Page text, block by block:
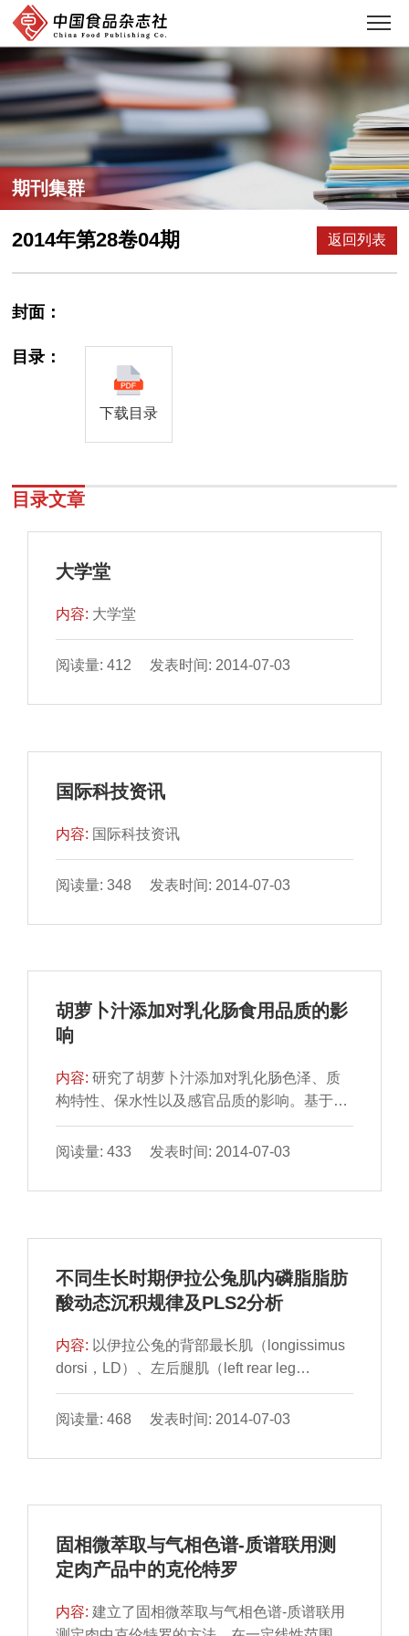
期刊集群
2014年第28卷04期 返回列表
封面：
目录：
下载目录
目录文章
大学堂
内容: 大学堂
阅读量: 412 发表时间: 2014-07-03
国际科技资讯
内容: 国际科技资讯
阅读量: 348 发表时间: 2014-07-03
胡萝卜汁添加对乳化肠食用品质的影
响
内容:研究了胡萝卜汁添加对乳化肠色泽、质
构特性、保水性以及感官品质的影响。基于最
优基础配方，实验通 过控制胡萝卜汁的添加量
（0%、5%、10%...
阅读量: 433 发表时间: 2014-07-03
不同生长时期伊拉公兔肌内磷脂脂肪
酸动态沉积规律及PLS2分析
内容: 以伊拉公兔的背部最长肌（longissimus
dorsi，LD）、左后腿肌（left rear leg
muscle，LL）和腹部肌肉 （abdominal
muscles，AM）为...
阅读量: 468 发表时间: 2014-07-03
固相微萃取与气相色谱-质谱联用测
定肉产品中的克伦特罗
内容:建立了固相微萃取与气相色谱-质谱联用